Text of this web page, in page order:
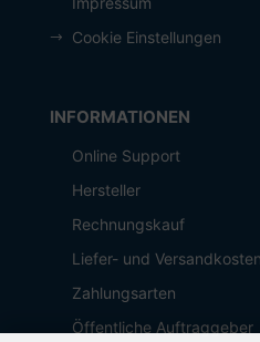
Cookie Einstellungen
INFORMATIONEN
Online Support
Hersteller
Rechnungskauf
Liefer- und Versandkosten
Zahlungsarten
Öffentliche Auftraggeber